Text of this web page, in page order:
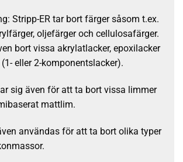
Stripp-ER tar bort färger såsom t.ex.
oljefärger och cellulosafärger.
bort vissa akrylatlacker, epoxilacker
eller 2-komponentslacker).
sig även för att ta bort vissa limmer
mattlim.
användas för att ta bort olika typer